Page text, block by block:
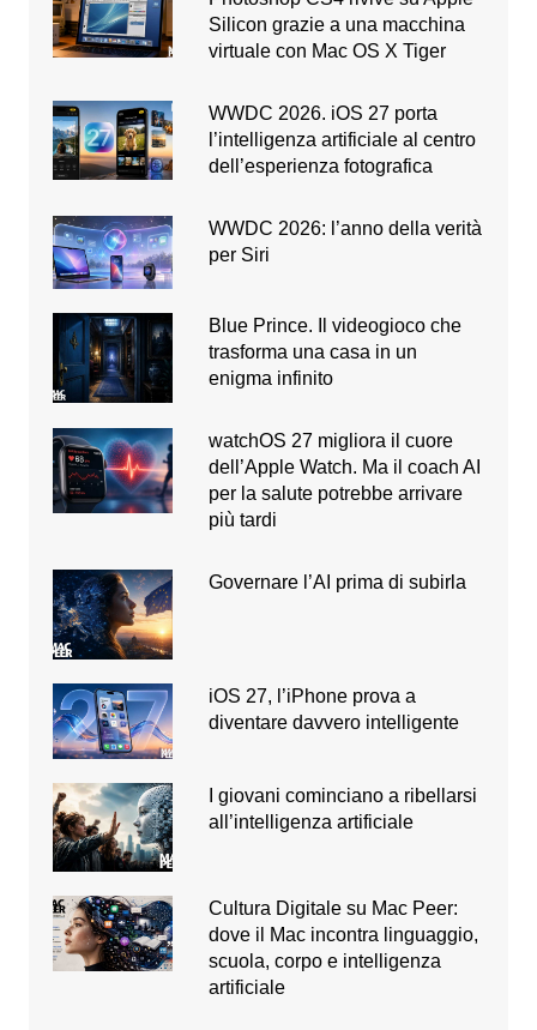
Silicon grazie a una macchina
virtuale con Mac OS X Tiger
WWDC 2026. iOS 27 porta
l’intelligenza artificiale al centro
dell’esperienza fotografica
WWDC 2026: l’anno della verità
per Siri
Blue Prince. Il videogioco che
trasforma una casa in un
enigma infinito
watchOS 27 migliora il cuore
dell’Apple Watch. Ma il coach AI
per la salute potrebbe arrivare
più tardi
Governare l’AI prima di subirla
iOS 27, l’iPhone prova a
diventare davvero intelligente
I giovani cominciano a ribellarsi
all’intelligenza artificiale
Cultura Digitale su Mac Peer:
dove il Mac incontra linguaggio,
scuola, corpo e intelligenza
artificiale